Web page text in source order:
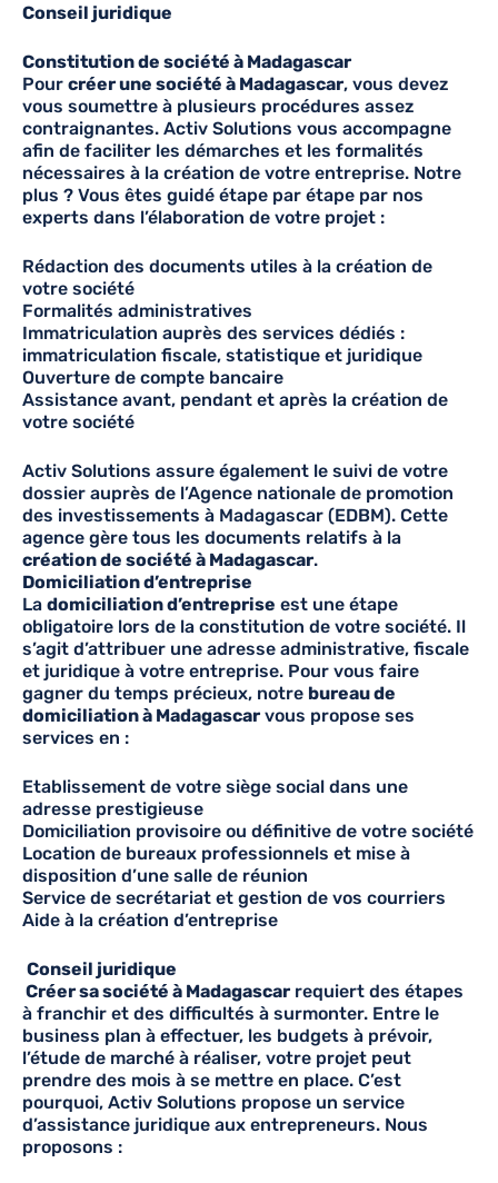
Conseil juridique
Constitution de société à Madagascar
Pour créer une société à Madagascar, vous devez
vous soumettre à plusieurs procédures assez
contraignantes. Activ Solutions vous accompagne
afin de faciliter les démarches et les formalités
nécessaires à la création de votre entreprise. Notre
plus ? Vous êtes guidé étape par étape par nos
experts dans l’élaboration de votre projet :
Rédaction des documents utiles à la création de
votre société
Formalités administratives
Immatriculation auprès des services dédiés :
immatriculation fiscale, statistique et juridique
Ouverture de compte bancaire
Assistance avant, pendant et après la création de
votre société
Activ Solutions assure également le suivi de votre
dossier auprès de l’Agence nationale de promotion
des investissements à Madagascar (EDBM). Cette
agence gère tous les documents relatifs à la
création de société à Madagascar.
Domiciliation d’entreprise
La domiciliation d’entreprise est une étape
obligatoire lors de la constitution de votre société. Il
s’agit d’attribuer une adresse administrative, fiscale
et juridique à votre entreprise. Pour vous faire
gagner du temps précieux, notre bureau de
domiciliation à Madagascar vous propose ses
services en :
Etablissement de votre siège social dans une
adresse prestigieuse
Domiciliation provisoire ou définitive de votre société
Location de bureaux professionnels et mise à
disposition d’une salle de réunion
Service de secrétariat et gestion de vos courriers
Aide à la création d’entreprise
Conseil juridique
Créer sa société à Madagascar requiert des étapes
à franchir et des difficultés à surmonter. Entre le
business plan à effectuer, les budgets à prévoir,
l’étude de marché à réaliser, votre projet peut
prendre des mois à se mettre en place. C’est
pourquoi, Activ Solutions propose un service
d’assistance juridique aux entrepreneurs. Nous
proposons :